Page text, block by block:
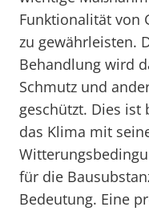
Funktionalität von
zu gewährleisten.
Behandlung wird
Schmutz und
geschützt. Dies
das Klima mit
für die
Bedeutung. Eine